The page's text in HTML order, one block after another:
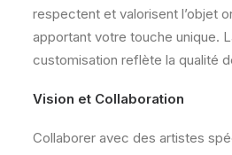
respectent et valorisent l’objet
apportant votre touche unique.
customisation reflète la qualité
Vision et Collaboration
Collaborer avec des artistes